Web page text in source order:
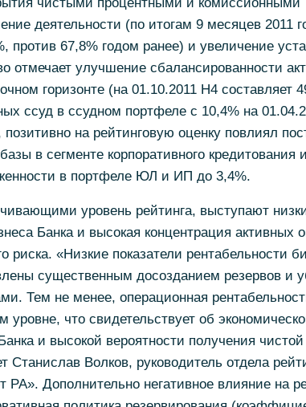
деятельности (по итогам 9 месяцев 2011
против 67,8% годом ранее) и увеличение
отмечает улучшение сбалансированности
горизонте (на 01.10.2011 Н4 составляет
ссуд в ссудном портфеле с 10,4% на
на рейтинговую оценку повлиял
в сегменте корпоративного кредитования и
в портфеле ЮЛ и ИП до 3,4%.
уровень рейтинга, выступают
Банка и высокая концентрация активных
риска. «Низкие показатели рентабельности
существенным досозданием резервов и
Тем не менее, операционная
уровне, что свидетельствует об
и высокой вероятности получения
Станислав Волков, руководитель отдела
РА». Дополнительно негативное влияние на